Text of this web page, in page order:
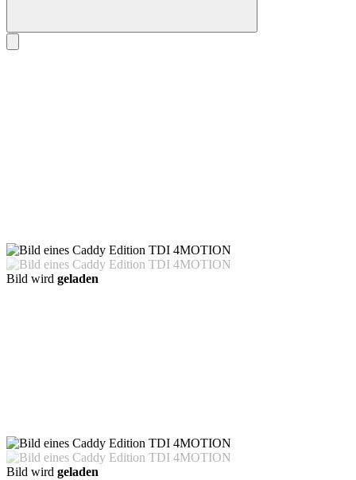
Bild wird geladen
Bild wird geladen